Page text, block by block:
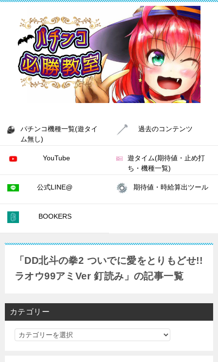
パチンコ機種一覧(遊タイ
ム無し)
過去のコンテンツ
YouTube
遊タイム(期待値・止め打
ち・機種一覧)
公式LINE@ 期待値・時給算出ツール
BOOKERS
「DD北斗の拳2 ついでに愛をとりもどせ!!
ラオウ99アミVer 釘読み」の記事一覧
カテゴリー
カ